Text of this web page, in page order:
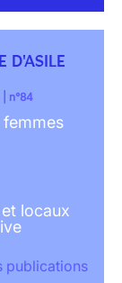
D'ASILE
| n°84
locaux
publications